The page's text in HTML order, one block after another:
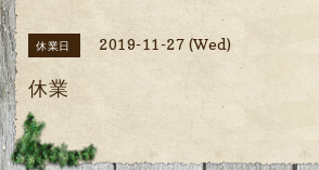
休業日 2019-11-27 (Wed)
休業